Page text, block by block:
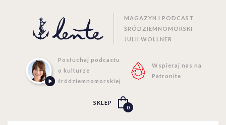
MAGAZYN I PODCAST
ŚRÓDZIEMNOMORSKI
JULII WOLLNER
Posłuchaj podcastu
o kulturze
śródziemnomorskiej
Wspieraj nas na
Patronite
SKLEP
0